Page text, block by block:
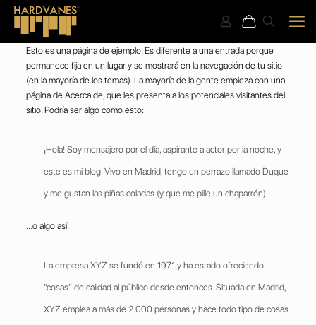
Esto es una página de ejemplo. Es diferente a una entrada porque
permanece fija en un lugar y se mostrará en la navegación de tu sitio
(en la mayoría de los temas). La mayoría de la gente empieza con una
página de Acerca de, que les presenta a los potenciales visitantes del
sitio. Podría ser algo como esto:
¡Hola! Soy mensajero por el día, aspirante a actor por la noche, y
este es mi blog. Vivo en Madrid, tengo un perrazo llamado Duque
y me gustan las piñas coladas (y que me pille un chaparrón)
…o algo así:
La empresa XYZ se fundó en 1971 y ha estado ofreciendo
“cosas” de calidad al público desde entonces. Situada en Madrid,
XYZ emplea a más de 2.000 personas y hace todo tipo de cosas